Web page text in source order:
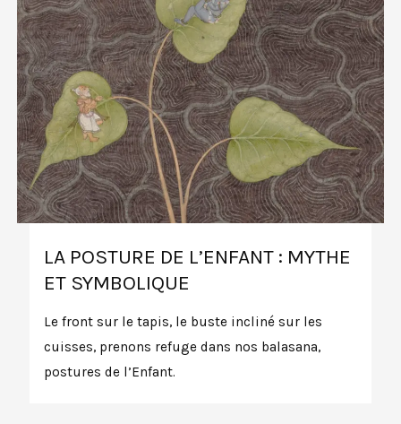
LA POSTURE DE L’ENFANT : MYTHE
ET SYMBOLIQUE
Le front sur le tapis, le buste incliné sur les
cuisses, prenons refuge dans nos balasana,
postures de l’Enfant.